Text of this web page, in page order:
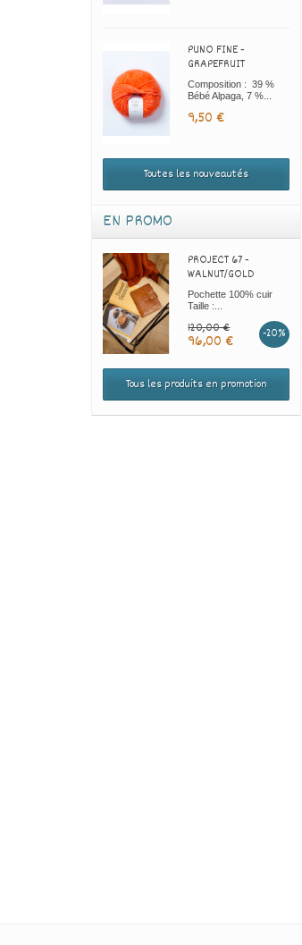
PUNO FINE -
GRAPEFRUIT
Composition : 39 %
Bébé Alpaga, 7 %...
9,50 €
Toutes les nouveautés
EN PROMO
PROJECT 67 -
WALNUT/GOLD
Pochette 100% cuir
Taille :...
120,00 € -20%
96,00 €
Tous les produits en promotion